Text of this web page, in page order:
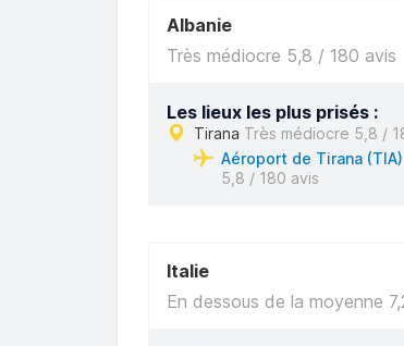
Albanie
Très médiocre 5,8 / 180 avis
Les lieux les plus prisés :
Tirana Très médiocre 5,8 /
Aéroport de Tirana (TIA)
5,8 / 180 avis
Italie
En dessous de la moyenne